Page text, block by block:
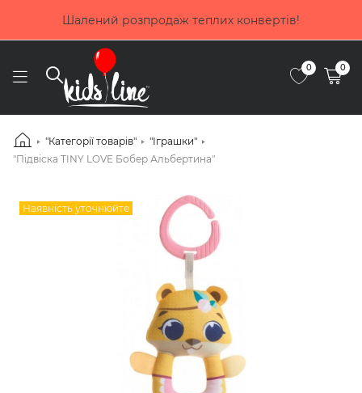
частинами від Приватбанку
0 0
"Категорії товарів"
"Іграшки"
"Підвіска TINY LOVE Бобер Альбертина"
Наявність уточнюйте